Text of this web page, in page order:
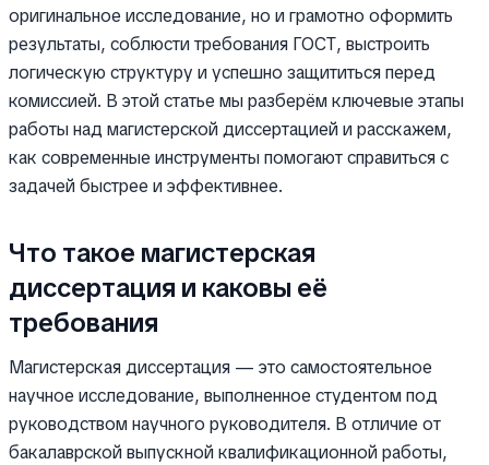
оригинальное исследование, но и грамотно оформить
результаты, соблюсти требования ГОСТ, выстроить
логическую структуру и успешно защититься перед
комиссией. В этой статье мы разберём ключевые этапы
работы над магистерской диссертацией и расскажем,
как современные инструменты помогают справиться с
задачей быстрее и эффективнее.
Что такое магистерская
диссертация и каковы её
требования
Магистерская диссертация — это самостоятельное
научное исследование, выполненное студентом под
руководством научного руководителя. В отличие от
бакалаврской выпускной квалификационной работы,